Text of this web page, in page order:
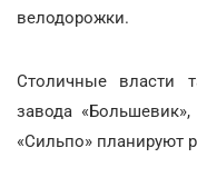
велодорожки.
Столичные власти
завода
«Сильпо» планируют